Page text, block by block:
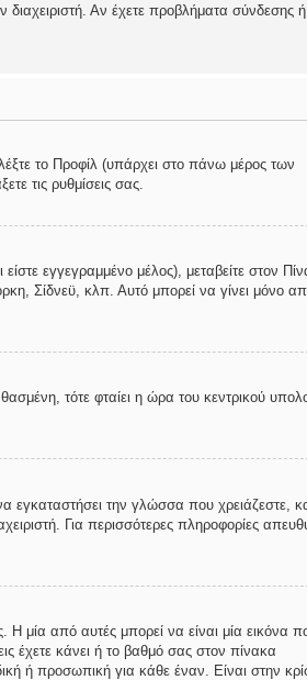
διαχειριστή. Αν έχετε προβλήματα σύνδεσης ή
το Προφίλ (υπάρχει στο πάνω μέρος των
τις ρυθμίσεις σας.
εγγεγραμμένο μέλος), μεταβείτε στον
Σίδνεϋ, κλπ. Αυτό μπορεί να γίνει μόνο
τότε φταίει η ώρα του κεντρικού
εγκαταστήσει την γλώσσα που χρειάζεστε,
Για περισσότερες πληροφορίες
μία από αυτές μπορεί να είναι μία εικόνα
έχετε κάνει ή το βαθμό σας στον πίνακα
ή προσωπική για κάθε έναν. Είναι στην